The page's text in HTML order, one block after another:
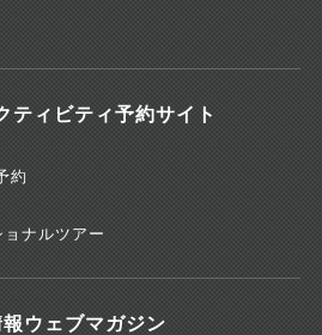
ティビティ予約サイト
約
ョナルツアー
ウェブマガジン